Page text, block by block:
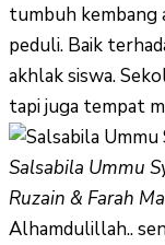
tumbuh kembang
peduli. Baik
akhlak siswa.
tapi juga tempat
Salsabila Ummu
Ruzain & Farah
Alhamdulillah..